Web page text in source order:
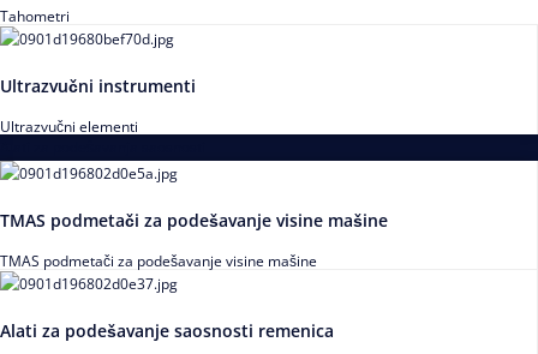
Tahometri
Ultrazvučni instrumenti
Ultrazvučni elementi
TMAS podmetači za podešavanje visine mašine
TMAS podmetači za podešavanje visine mašine
Alati za podešavanje saosnosti remenica